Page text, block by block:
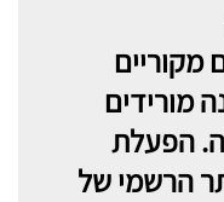
מקוריים
מורידים
הפעלת
הרשמי של